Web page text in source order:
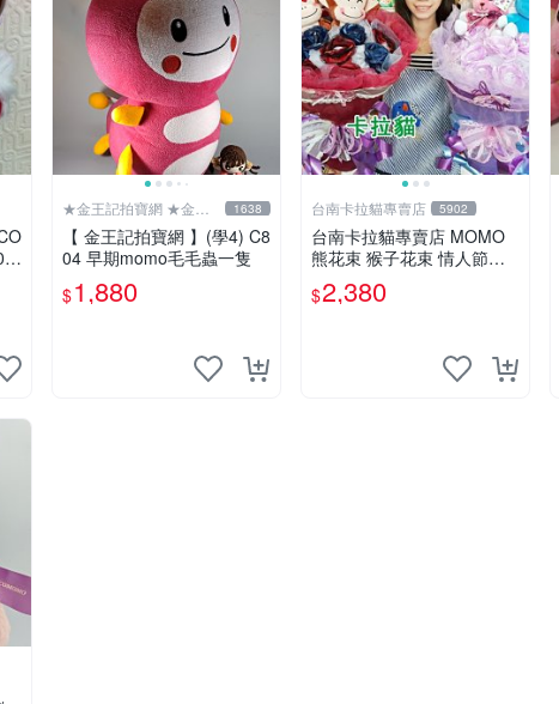
★金王記拍寶網 ★金王
記拍寶趣
1638
【 金王記拍寶網 】(學4) C8
04 早期momo毛毛蟲一隻
$1,880
台南卡拉貓專賣店 5902
台南卡拉貓專賣店 MOMO
熊花束 猴子花束 情人節禮
物 二選一 可繡字 可今天寄
明天到
$2,380